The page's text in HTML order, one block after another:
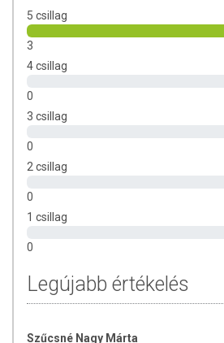
5 csillag
3
4 csillag
0
3 csillag
0
2 csillag
0
1 csillag
0
Legújabb értékelés
Szűcsné Nagy Márta